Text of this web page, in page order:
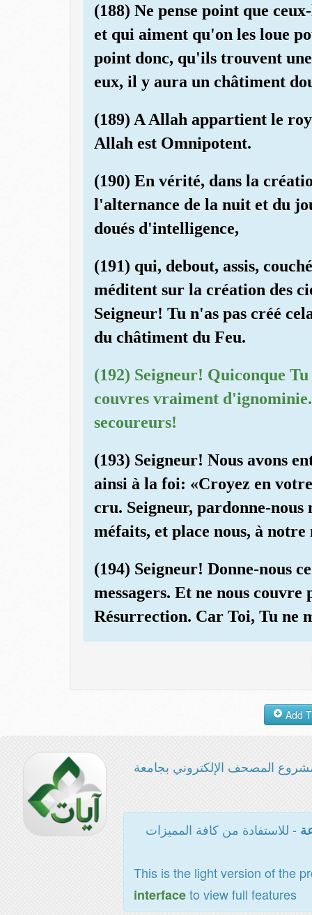
(188) Ne pense point que
et qui aiment qu'on les loue
point donc, qu'ils trouvent
eux, il y aura un châtiment
(189) A Allah appartient le
Allah est Omnipotent.
(190) En vérité, dans la
l'alternance de la nuit et du
doués d'intelligence,
(191) qui, debout, assis,
méditent sur la création des
Seigneur! Tu n'as pas créé
du châtiment du Feu.
(192) Seigneur! Quiconque
couvres vraiment
secoureurs!
(193) Seigneur! Nous avons
ainsi à la foi: «Croyez en
cru. Seigneur, pardonne-nous
méfaits, et place nous, à notre
(194) Seigneur! Donne-nous
messagers. Et ne nous
Résurrection. Car Toi, Tu ne
المصحف الإلكتروني بجامعة
- للاستفادة من كافة المميزات
This is the light version of the
interfaceto view full features